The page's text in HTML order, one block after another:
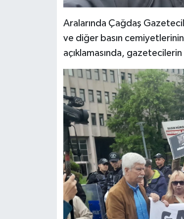
Aralarında Çağdaş
ve diğer basın
açıklamasında,